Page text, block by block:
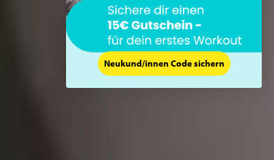
Neukund/innen Code sichern